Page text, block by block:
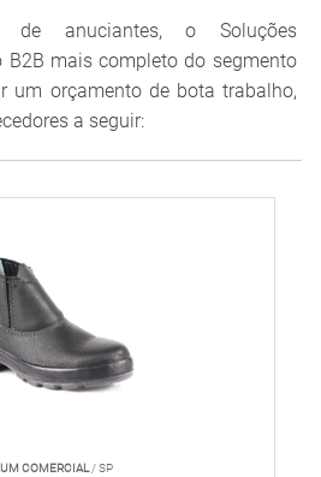
de anuciantes, o Soluções
B2B mais completo do segmento
um orçamento de bota trabalho,
a seguir:
COMERCIAL/ SP